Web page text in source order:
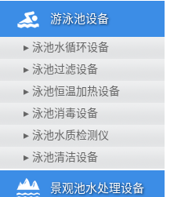
游泳池设备
▸ 泳池水循环设备
▸ 泳池过滤设备
▸ 泳池恒温加热设备
▸ 泳池消毒设备
▸ 泳池水质检测仪
▸ 泳池清洁设备
景观池水处理设备